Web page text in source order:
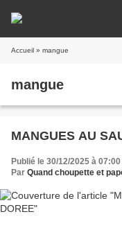
Accueil » mangue
mangue
MANGUES AU
Publié le 30/12/2025 à 07:00
Par Quand choupette et